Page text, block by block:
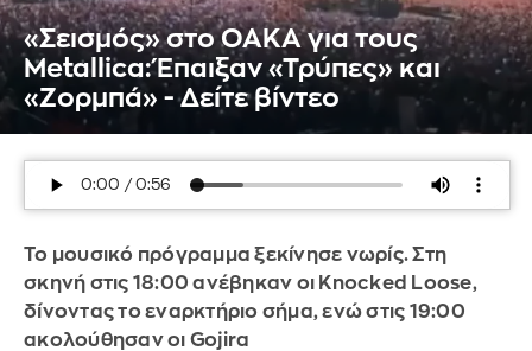
«Σεισμός» στο ΟΑΚΑ για τους
Metallica: Έπαιξαν «Τρύπες» και
«Ζορμπά» - Δείτε βίντεο
Το μουσικό πρόγραμμα ξεκίνησε νωρίς. Στη
σκηνή στις 18:00 ανέβηκαν οι Knocked Loose,
δίνοντας το εναρκτήριο σήμα, ενώ στις 19:00
ακολούθησαν οι Gojira